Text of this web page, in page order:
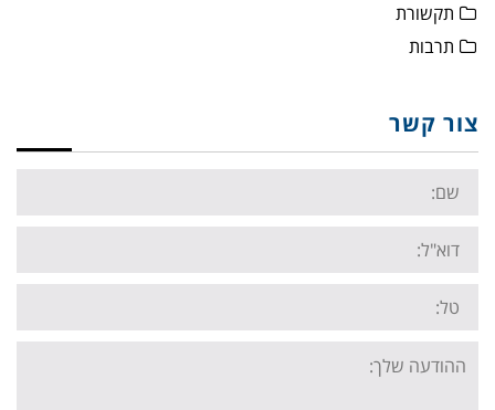
תקשורת
תרבות
צור קשר
Name:
Email:
Tel:
Your
message: